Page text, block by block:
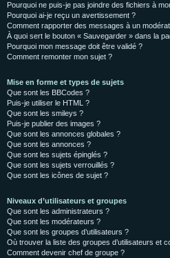
Pourquoi ne puis-je pas joindre des fichiers à
Pourquoi ai-je reçu un avertissement ?
Comment rapporter des messages à un
À quoi sert le bouton « Sauvegarder » dans la
Pourquoi mon message doit être validé ?
Comment remonter mon sujet ?
Mise en forme et types de sujets
Que sont les BBCodes ?
Puis-je utiliser le HTML ?
Que sont les smileys ?
Puis-je publier des images ?
Que sont les annonces globales ?
Que sont les annonces ?
Que sont les sujets épinglés ?
Que sont les sujets verrouillés ?
Que sont les icônes de sujet ?
Niveaux d’utilisateurs et groupes
Que sont les administrateurs ?
Que sont les modérateurs ?
Que sont les groupes d’utilisateurs ?
Où trouver la liste des groupes d’utilisateurs et
Comment devenir chef de groupe ?